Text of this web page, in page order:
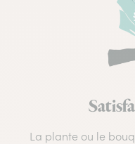
La plante ou le